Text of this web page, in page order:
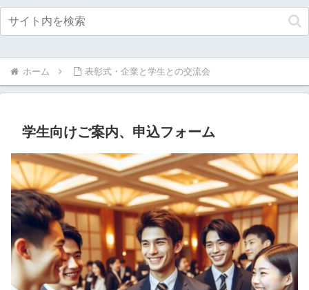
ホーム 表彰式・企業と学生との交流会
学生向けご案内、申込フォーム